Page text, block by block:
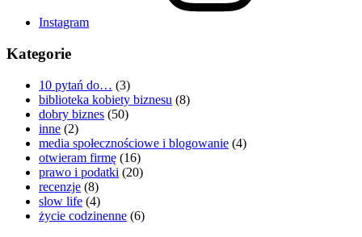
Instagram
Kategorie
10 pytań do… (3)
biblioteka kobiety biznesu (8)
dobry biznes (50)
inne (2)
media społecznościowe i blogowanie (4)
otwieram firmę (16)
prawo i podatki (20)
recenzje (8)
slow life (4)
życie codzinenne (6)